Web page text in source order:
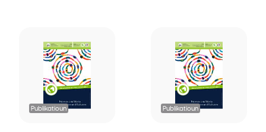
Publikatioun Publikatioun